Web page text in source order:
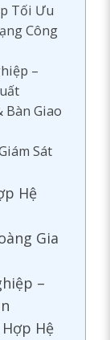
Tối Ưu
Công
–
Bàn Giao
Sát
Hệ
Gia
–
Hệ